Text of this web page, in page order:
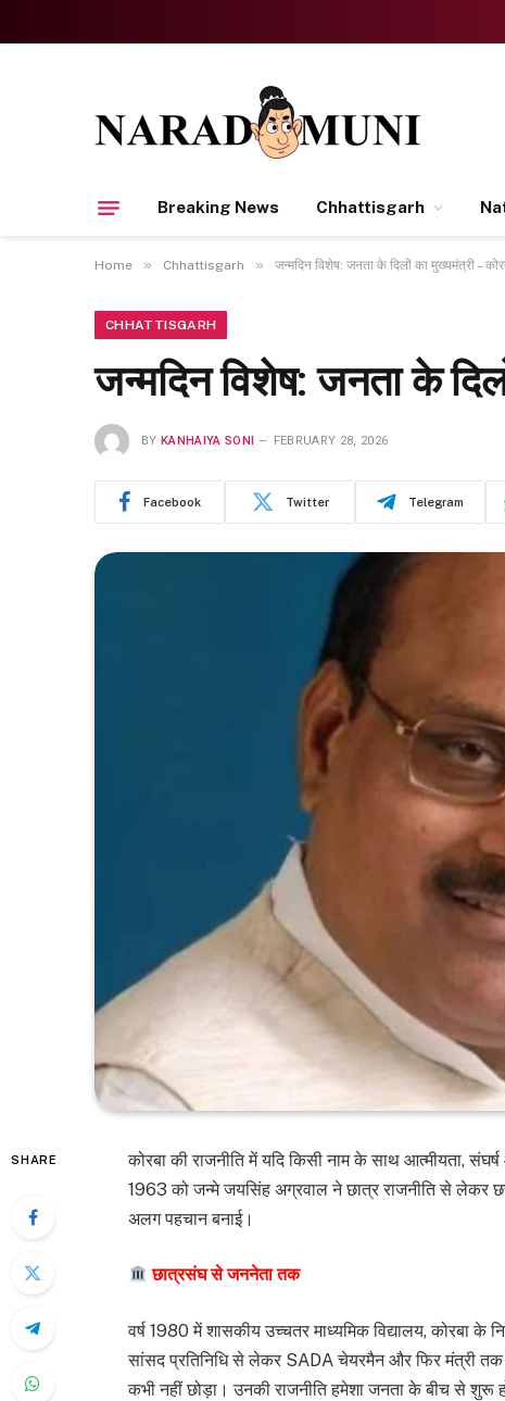
Breaking News Chhattisgarh
Home » Chhattisgarh » जन्मदिन विशेष: जनता के दिलों का मुख्यमंत्री –
CHHATTISGARH
जन्मदिन विशेष: जनता के
BY KANHAIYA SONI FEBRUARY 28, 2026
Facebook Twitter Telegram
SHARE
कोरबा की राजनीति में यदि किसी नाम के साथ आत्मीयता,
1963 को जन्मे जयसिंह अग्रवाल ने छात्र राजनीति से लेकर
अलग पहचान बनाई।
छात्रसंघ से जननेता तक
वर्ष 1980 में शासकीय उच्चतर माध्यमिक विद्यालय, कोरबा के
सांसद प्रतिनिधि से लेकर SADA चेयरमैन और फिर मंत्री
कभी नहीं छोड़ा। उनकी राजनीति हमेशा जनता के बीच से शुरू